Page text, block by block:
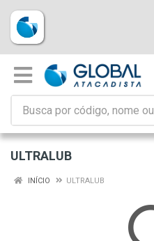
ULTRALUB
INÍCIO ULTRALUB